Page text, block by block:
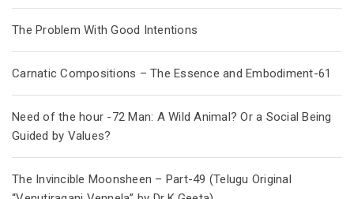
The Problem With Good Intentions
Carnatic Compositions – The Essence and Embodiment-61
Need of the hour -72 Man: A Wild Animal? Or a Social Being
Guided by Values?
The Invincible Moonsheen – Part-49 (Telugu Original